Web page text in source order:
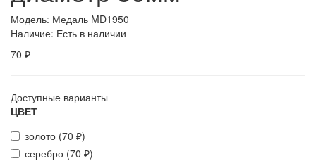
Модель: Медаль MD1950
Наличие: Есть в наличии
70 ₽
Доступные варианты
ЦВЕТ
золото (70 ₽)
серебро (70 ₽)